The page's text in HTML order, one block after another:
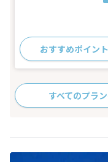
おすすめポイント
すべてのプラ